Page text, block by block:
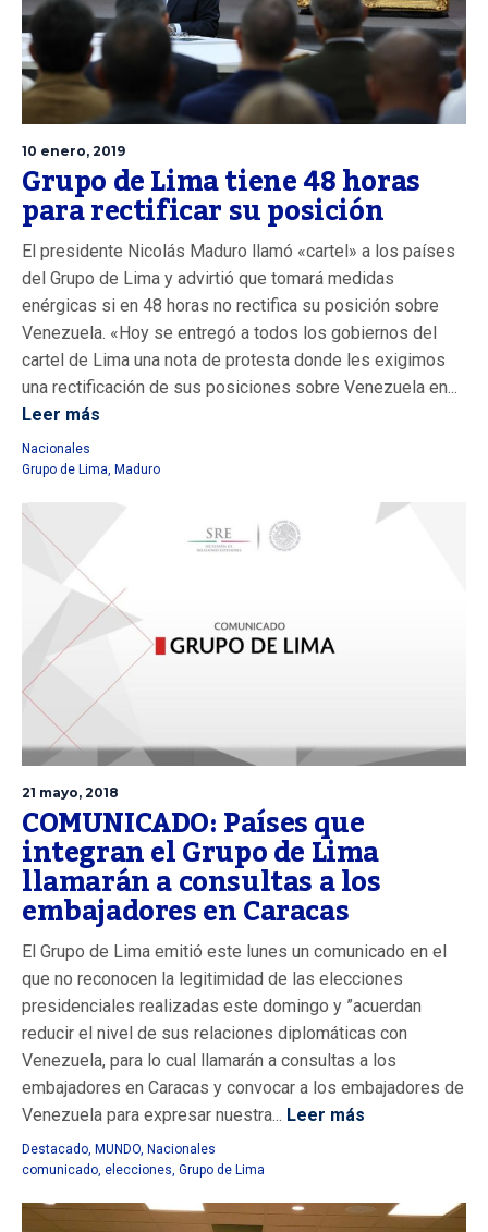
10 enero, 2019
Grupo de Lima tiene 48 horas
para rectificar su posición
El presidente Nicolás Maduro llamó «cartel» a los países
del Grupo de Lima y advirtió que tomará medidas
enérgicas si en 48 horas no rectifica su posición sobre
Venezuela. «Hoy se entregó a todos los gobiernos del
cartel de Lima una nota de protesta donde les exigimos
una rectificación de sus posiciones sobre Venezuela en...
Leer más
Nacionales
Grupo de Lima Maduro
21 mayo, 2018
COMUNICADO: Países que
integran el Grupo de Lima
llamarán a consultas a los
embajadores en Caracas
El Grupo de Lima emitió este lunes un comunicado en el
que no reconocen la legitimidad de las elecciones
presidenciales realizadas este domingo y ”acuerdan
reducir el nivel de sus relaciones diplomáticas con
Venezuela, para lo cual llamarán a consultas a los
embajadores en Caracas y convocar a los embajadores de
Venezuela para expresar nuestra... Leer más
Destacado, MUNDO, Nacionales
comunicado, elecciones, Grupo de Lima